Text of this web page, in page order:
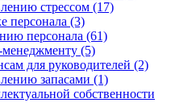
стрессом (17)
персонала (3)
персонала (61)
(5)
для руководителей (2)
запасами (1)
собственности